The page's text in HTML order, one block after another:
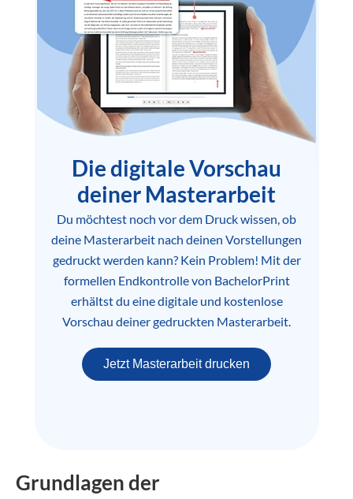
Die digitale Vorschau
deiner Masterarbeit
Du möchtest noch vor dem Druck wissen, ob
deine Masterarbeit nach deinen Vorstellungen
gedruckt werden kann? Kein Problem! Mit der
formellen Endkontrolle von BachelorPrint
erhältst du eine digitale und kostenlose
Vorschau deiner gedruckten Masterarbeit.
Jetzt Masterarbeit drucken
Grundlagen der